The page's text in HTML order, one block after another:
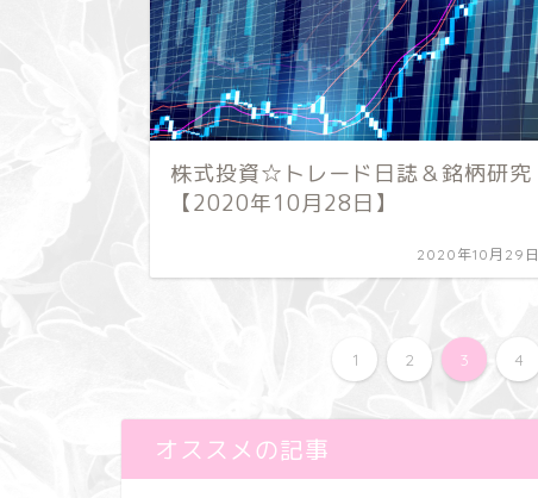
株式投資☆トレード日誌＆銘柄研究
【2020年10月28日】
2020年10月29日
1 2 3 4
オススメの記事